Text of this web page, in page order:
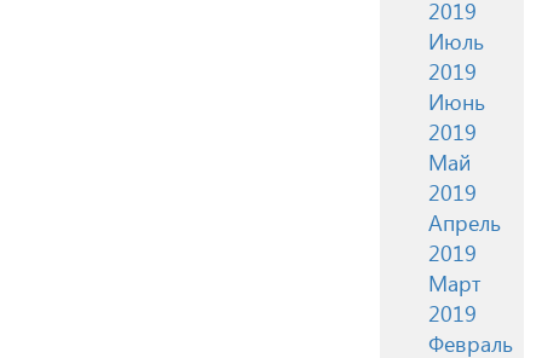
2019
Июль
2019
Июнь
2019
Май
2019
Апрель
2019
Март
2019
Февраль